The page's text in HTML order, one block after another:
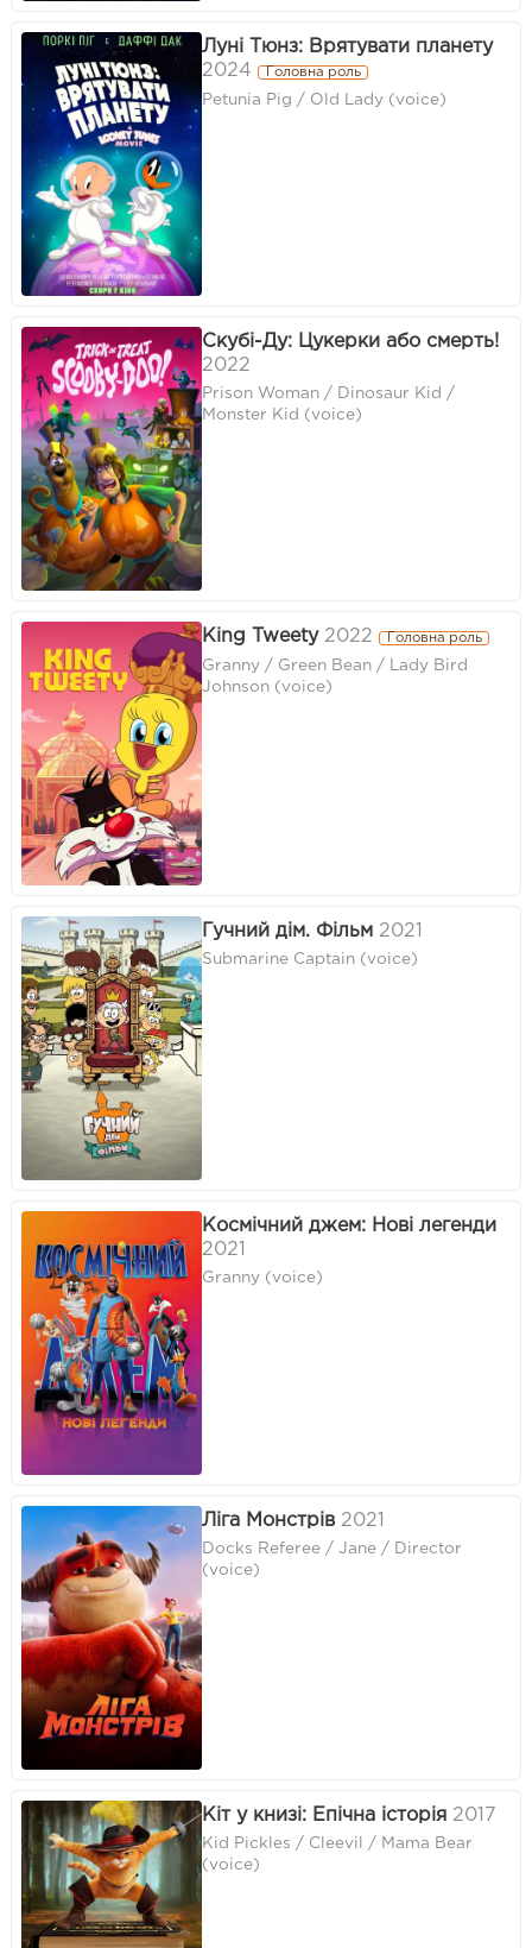
Луні Тюнз: Врятувати планету
2024
Головна роль
Petunia Pig / Old Lady (voice)
Скубі-Ду: Цукерки або смерть!
2022
Prison Woman / Dinosaur Kid /
Monster Kid (voice)
King Tweety 2022 Головна роль
Granny / Green Bean / Lady Bird
Johnson (voice)
Гучний дім. Фільм 2021
Submarine Captain (voice)
Космічний джем: Нові легенди
2021
Granny (voice)
Ліга Монстрів 2021
Docks Referee / Jane / Director
(voice)
Кіт у книзі: Епічна історія 2017
Kid Pickles / Cleevil / Mama Bear
(voice)